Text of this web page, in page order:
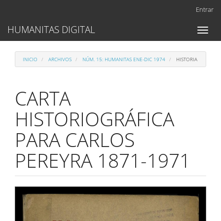
Contenido
principal
lateral
Entrar
Toggle
HUMANITAS DIGITAL
INICIO ARCHIVOS NÚM. 15: HUMANITAS ENE-DIC 1974 HISTORIA
CARTA
HISTORIOGRÁFICA
PARA CARLOS
PEREYRA 1871-1971
Barra
lateral